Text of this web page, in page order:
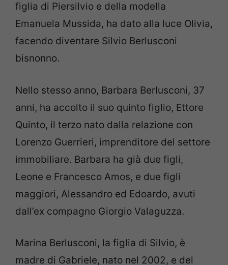
figlia di Piersilvio e della modella
Emanuela Mussida, ha dato alla luce Olivia,
facendo diventare Silvio Berlusconi
bisnonno.
Nello stesso anno, Barbara Berlusconi, 37
anni, ha accolto il suo quinto figlio, Ettore
Quinto, il terzo nato dalla relazione con
Lorenzo Guerrieri, imprenditore del settore
immobiliare. Barbara ha già due figli,
Leone e Francesco Amos, e due figli
maggiori, Alessandro ed Edoardo, avuti
dall’ex compagno Giorgio Valaguzza.
Marina Berlusconi, la figlia di Silvio, è
madre di Gabriele, nato nel 2002, e del